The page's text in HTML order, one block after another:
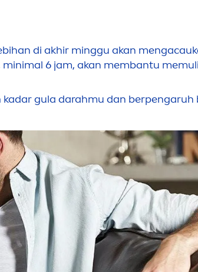
di akhir minggu akan men
6 jam, akan membantu
kadar gula darahmu dan